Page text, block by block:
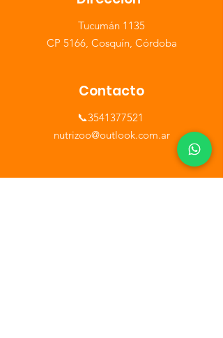
​Tucumán 1135
CP 5166, Cosquín, Córdoba
Contacto
📞3541377521
​nutrizoo@outlook.com.ar